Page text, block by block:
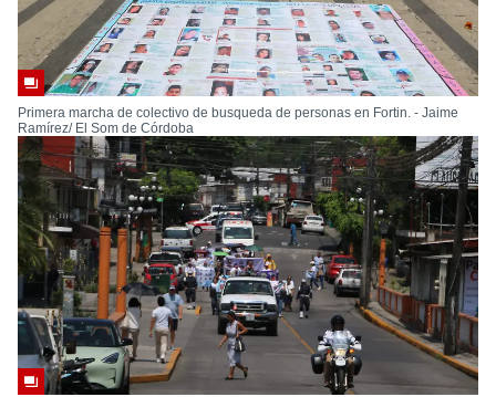
Primera marcha de colectivo de busqueda de personas en Fortin. - Jaime
Ramírez/ El Som de Córdoba